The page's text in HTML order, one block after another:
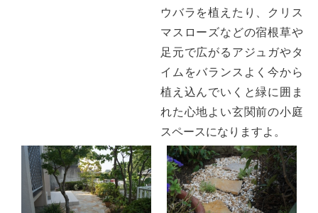
ウバラを植えたり、クリス
マスローズなどの宿根草や
足元で広がるアジュガやタ
イムをバランスよく今から
植え込んでいくと緑に囲ま
れた心地よい玄関前の小庭
スペースになりますよ。